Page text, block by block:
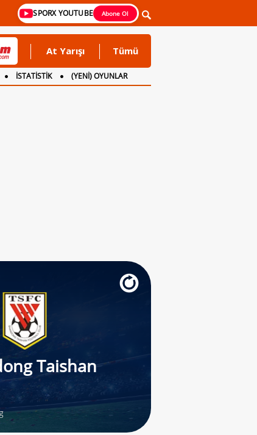
SPORX YOUTUBE Abone Ol
At Yarışı Tümü
İSTATİSTİK
(YENİ) OYUNLAR
Taishan